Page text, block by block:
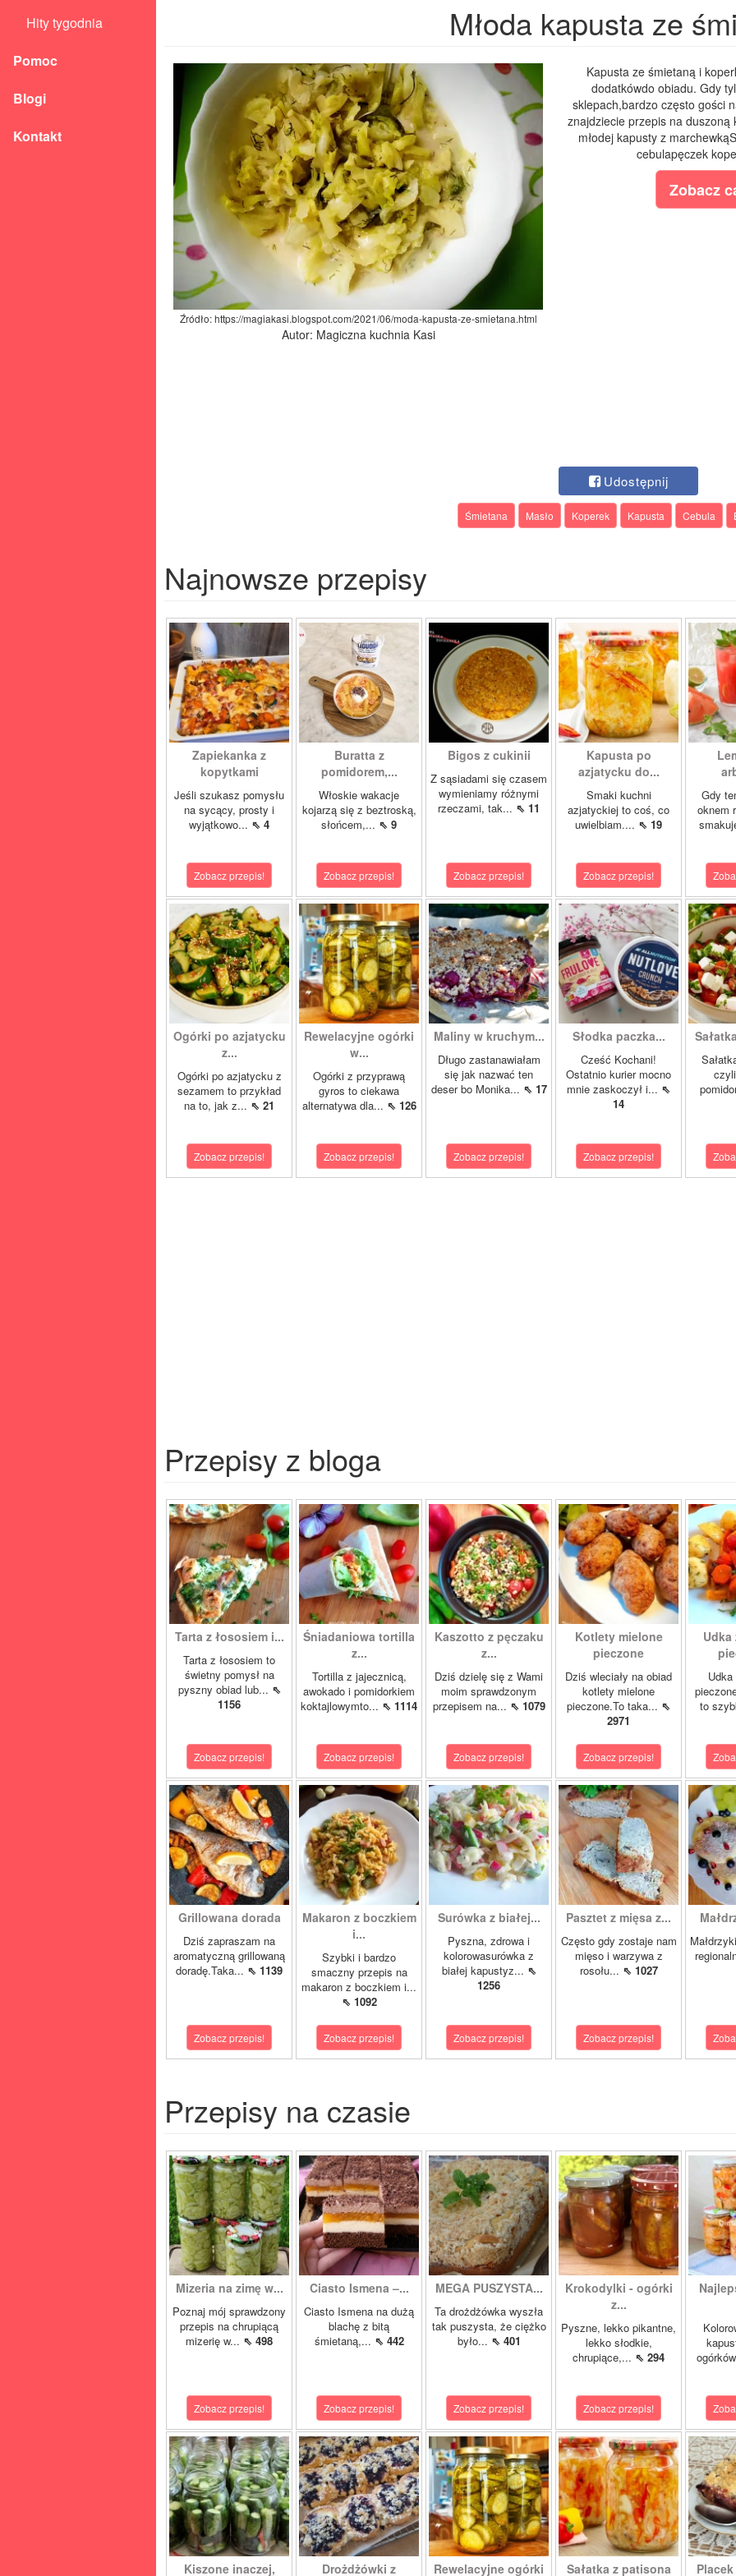
Hity tygodnia
Pomoc
Blogi
Kontakt
Młoda kapusta ze
Źródło: https://magiakasi.blogspot.com/2021/06/moda-kapusta-ze-smietana.html
Autor: Magiczna kuchnia Kasi
Kapusta ze śmietaną i
dodatkówdo obiadu. Gdy
sklepach,bardzo często gości
znajdziecie przepis na
młodej kapusty z
cebulapęczek
Zobacz
Udostępnij
Śmietana Masło Koperek Kapusta Cebula
Najnowsze przepisy
Zapiekanka z
kopytkami
Jeśli szukasz pomysłu
na sycący, prosty i
wyjątkowo... ⇖ 4
Zobacz przepis!
Buratta z
pomidorem,...
Włoskie wakacje
kojarzą się z beztroską,
słońcem,... ⇖ 9
Zobacz przepis!
Bigos z cukinii
Z sąsiadami się czasem
wymieniamy różnymi
rzeczami, tak... ⇖ 11
Zobacz przepis!
Kapusta po
azjatycku do...
Smaki kuchni
azjatyckiej to coś, co
uwielbiam.... ⇖ 19
Zobacz przepis!
Gdy
oknem
Ogórki po azjatycku
z...
Ogórki po azjatycku z
sezamem to przykład
na to, jak z... ⇖ 21
Zobacz przepis!
Rewelacyjne ogórki
w...
Ogórki z przyprawą
gyros to ciekawa
alternatywa dla... ⇖ 126
Zobacz przepis!
Maliny w kruchym...
Długo zastanawiałam
się jak nazwać ten
deser bo Monika... ⇖ 17
Zobacz przepis!
Słodka paczka...
Cześć Kochani!
Ostatnio kurier mocno
mnie zaskoczył i... ⇖
14
Zobacz przepis!
Przepisy z bloga
Tarta z łososiem i...
Tarta z łososiem to
świetny pomysł na
pyszny obiad lub... ⇖
1156
Zobacz przepis!
Śniadaniowa tortilla
z...
Tortilla z jajecznicą,
awokado i pomidorkiem
koktajlowymto... ⇖ 1114
Zobacz przepis!
Kaszotto z pęczaku
z...
Dziś dzielę się z Wami
moim sprawdzonym
przepisem na... ⇖ 1079
Zobacz przepis!
Kotlety mielone
pieczone
Dziś wleciały na obiad
kotlety mielone
pieczone.To taka... ⇖
2971
Zobacz przepis!
Udka
to
Grillowana dorada
Dziś zapraszam na
aromatyczną grillowaną
doradę.Taka... ⇖ 1139
Zobacz przepis!
Makaron z boczkiem
i...
Szybki i bardzo
smaczny przepis na
makaron z boczkiem i...
⇖ 1092
Zobacz przepis!
Surówka z białej...
Pyszna, zdrowa i
kolorowasurówka z
białej kapustyz... ⇖
1256
Zobacz przepis!
Pasztet z mięsa z...
Często gdy zostaje nam
mięso i warzywa z
rosołu... ⇖ 1027
Zobacz przepis!
Przepisy na czasie
Mizeria na zimę w...
Poznaj mój sprawdzony
przepis na chrupiącą
mizerię w... ⇖ 498
Zobacz przepis!
Ciasto Ismena –...
Ciasto Ismena na dużą
blachę z bitą
śmietaną,... ⇖ 442
Zobacz przepis!
MEGA PUSZYSTA...
Ta drożdżówka wyszła
tak puszysta, że ciężko
było... ⇖ 401
Zobacz przepis!
Krokodylki - ogórki
z...
Pyszne, lekko pikantne,
lekko słodkie,
chrupiące,... ⇖ 294
Zobacz przepis!
Kiszone inaczej, Drożdżówki z Rewelacyjne ogórki Sałatka z patisona